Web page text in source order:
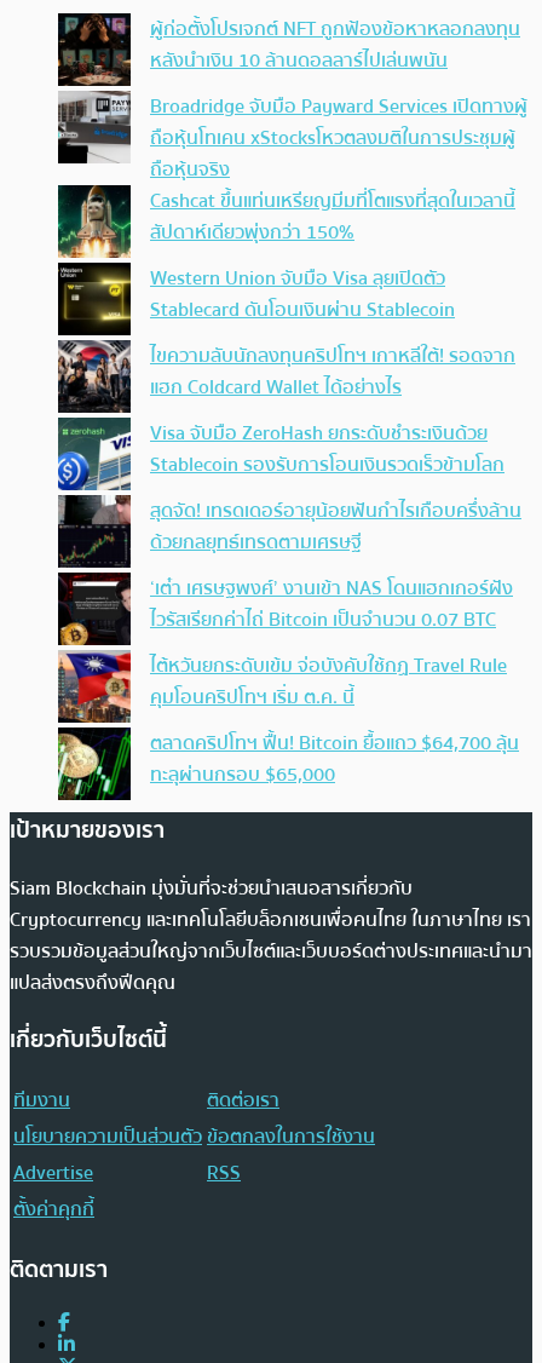
ผู้ก่อตั้งโปรเจกต์ NFT ถูกฟ้องข้อหาหลอกลงทุน
หลังนำเงิน 10 ล้านดอลลาร์ไปเล่นพนัน
Broadridge จับมือ Payward Services เปิดทางผู้
ถือหุ้นโทเคน xStocksโหวตลงมติในการประชุมผู้
ถือหุ้นจริง
Cashcat ขึ้นแท่นเหรียญมีมที่โตแรงที่สุดในเวลานี้
สัปดาห์เดียวพุ่งกว่า 150%
Western Union จับมือ Visa ลุยเปิดตัว
Stablecard ดันโอนเงินผ่าน Stablecoin
ไขความลับนักลงทุนคริปโทฯ เกาหลีใต้! รอดจาก
แฮก Coldcard Wallet ได้อย่างไร
Visa จับมือ ZeroHash ยกระดับชำระเงินด้วย
Stablecoin รองรับการโอนเงินรวดเร็วข้ามโลก
สุดจัด! เทรดเดอร์อายุน้อยฟันกำไรเกือบครึ่งล้าน
ด้วยกลยุทธ์เทรดตามเศรษฐี
‘เต๋า เศรษฐพงศ์’ งานเข้า NAS โดนแฮกเกอร์ฝัง
ไวรัสเรียกค่าไถ่ Bitcoin เป็นจำนวน 0.07 BTC
ไต้หวันยกระดับเข้ม จ่อบังคับใช้กฏ Travel Rule
คุมโอนคริปโทฯ เริ่ม ต.ค. นี้
ตลาดคริปโทฯ ฟื้น! Bitcoin ยื้อแถว $64,700 ลุ้น
ทะลุผ่านกรอบ $65,000
เป้าหมายของเรา
Siam Blockchain มุ่งมั่นที่จะช่วยนำเสนอสารเกี่ยวกับ
Cryptocurrency และเทคโนโลยีบล็อกเชนเพื่อคนไทย ในภาษาไทย เรา
รวบรวมข้อมูลส่วนใหญ่จากเว็บไซต์และเว็บบอร์ดต่างประเทศและนำมา
แปลส่งตรงถึงฟีดคุณ
เกี่ยวกับเว็บไซต์นี้
ทีมงาน
ติดต่อเรา
นโยบายความเป็นส่วนตัวข้อตกลงในการใช้งาน
Advertise
RSS
ตั้งค่าคุกกี้
ติดตามเรา